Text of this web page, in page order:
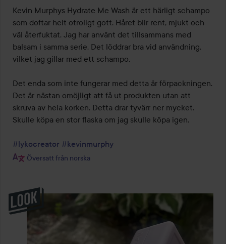
Kevin Murphys Hydrate Me Wash är ett härligt schampo
som doftar helt otroligt gott. Håret blir rent, mjukt och
väl återfuktat. Jag har använt det tillsammans med
balsam i samma serie. Det löddrar bra vid användning,
vilket jag gillar med ett schampo.
Det enda som inte fungerar med detta är förpackningen.
Det är nästan omöjligt att få ut produkten utan att
skruva av hela korken. Detta drar tyvärr ner mycket.
Skulle köpa en stor flaska om jag skulle köpa igen.
#lykocreator #kevinmurphy
Översatt från norska